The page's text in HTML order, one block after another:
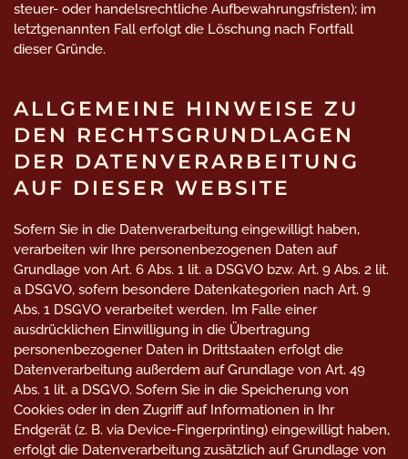
steuer- oder handelsrechtliche Aufbewahrungsfristen); im
letztgenannten Fall erfolgt die Löschung nach Fortfall
dieser Gründe.
ALLGEMEINE HINWEISE ZU
DEN RECHTSGRUNDLAGEN
DER DATENVERARBEITUNG
AUF DIESER WEBSITE
Sofern Sie in die Datenverarbeitung eingewilligt haben,
verarbeiten wir Ihre personenbezogenen Daten auf
Grundlage von Art. 6 Abs. 1 lit. a DSGVO bzw. Art. 9 Abs. 2 lit.
a DSGVO, sofern besondere Datenkategorien nach Art. 9
Abs. 1 DSGVO verarbeitet werden. Im Falle einer
ausdrücklichen Einwilligung in die Übertragung
personenbezogener Daten in Drittstaaten erfolgt die
Datenverarbeitung außerdem auf Grundlage von Art. 49
Abs. 1 lit. a DSGVO. Sofern Sie in die Speicherung von
Cookies oder in den Zugriff auf Informationen in Ihr
Endgerät (z. B. via Device-Fingerprinting) eingewilligt haben,
erfolgt die Datenverarbeitung zusätzlich auf Grundlage von